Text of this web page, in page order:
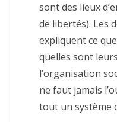
sont des lieux
de libertés). Les
expliquent ce
quelles sont
l’organisation
ne faut jamais
tout un système